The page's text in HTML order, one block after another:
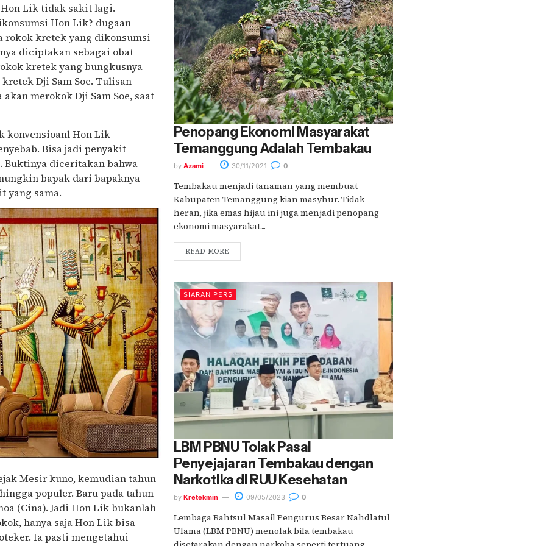
Lik tidak sakit lagi.
Hon Lik? dugaan
rokok kretek yang dikonsumsi
diciptakan sebagai obat
kretek yang bungkusnya
Dji Sam Soe. Tulisan
merokok Dji Sam Soe, saat
konvensioanl Hon Lik
Bisa jadi penyakit
Buktinya diceritakan bahwa
bapak dari bapaknya
yang sama.
Mesir kuno, kemudian tahun
populer. Baru pada tahun
(Cina). Jadi Hon Lik bukanlah
hanya saja Hon Lik bisa
Ia pasti mengetahui
Penopang Ekonomi Masyarakat
Temanggung Adalah Tembakau
by Azami 30/11/2021 0
Tembakau menjadi tanaman yang membuat
Kabupaten Temanggung kian masyhur. Tidak
heran, jika emas hijau ini juga menjadi penopang
ekonomi masyarakat....
READ MORE
SIARAN PERS
LBM PBNU Tolak Pasal
Penyejajaran Tembakau dengan
Narkotika di RUU Kesehatan
by Kretekmin 09/05/2023 0
Lembaga Bahtsul Masail Pengurus Besar Nahdlatul
Ulama (LBM PBNU) menolak bila tembakau